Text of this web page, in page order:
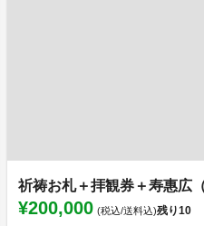
祈祷お札＋拝観券＋寿惠広
¥200,000 (税込/送料込)残り10